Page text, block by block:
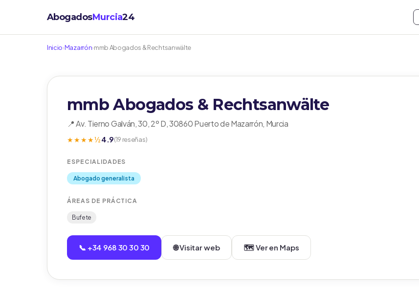
AbogadosMurcia24
Inicio›Mazarrón›mmb Abogados & Rechtsanwälte
mmb Abogados & Rechtsanwälte
📍 Av. Tierno Galván, 30, 2º D, 30860 Puerto de Mazarrón, Murcia
★★★★½4.9(19 reseñas)
ESPECIALIDADES
Abogado generalista
ÁREAS DE PRÁCTICA
Bufete
📞 +34 968 30 30 30 🌐 Visitar web 🗺️ Ver en Maps